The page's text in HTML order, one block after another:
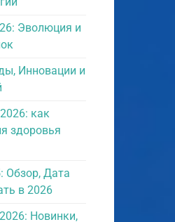
Эволюция и
Инновации и
как
здоровья
Обзор, Дата
в 2026
Новинки,